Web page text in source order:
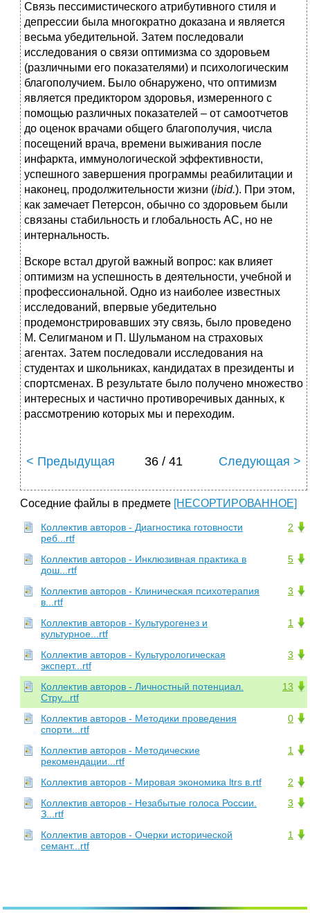
Связь пессимистического атрибутивного стиля и
депрессии была многократно доказана и является
весьма убедительной. Затем последовали
исследования о связи оптимизма со здоровьем
(различными его показателями) и психологическим
благополучием. Было обнаружено, что оптимизм
является предиктором здоровья, измеренного с
помощью различных показателей – от самоотчетов
до оценок врачами общего благополучия, числа
посещений врача, времени выживания после
инфаркта, иммунологической эффективности,
успешного завершения программы реабилитации и
наконец, продолжительности жизни (ibid.). При этом,
как замечает Петерсон, обычно со здоровьем были
связаны стабильность и глобальность АС, но не
интернальность.
Вскоре встал другой важный вопрос: как влияет
оптимизм на успешность в деятельности, учебной и
профессиональной. Одно из наиболее известных
исследований, впервые убедительно
продемонстрировавших эту связь, было проведено
М. Селигманом и П. Шульманом на страховых
агентах. Затем последовали исследования на
студентах и школьниках, кандидатах в президенты и
спортсменах. В результате было получено множество
интересных и частично противоречивых данных, к
рассмотрению которых мы и переходим.
< Предыдущая 36 / 41 Следующая >
Соседние файлы в предмете [НЕСОРТИРОВАННОЕ]
2
Коллектив авторов - Диагностика готовности
реб...rtf
5
Коллектив авторов - Инклюзивная практика в
дош...rtf
3
Коллектив авторов - Клиническая психотерапия
в...rtf
1
Коллектив авторов - Культурогенез и
культурное...rtf
3
Коллектив авторов - Культурологическая
эксперт...rtf
13
Коллектив авторов - Личностный потенциал.
Стру...rtf
0
Коллектив авторов - Методики проведения
спорти...rtf
1
Коллектив авторов - Методические
рекомендации...rtf
2
Коллектив авторов - Мировая экономика ltrs в.rtf
3
Коллектив авторов - Незабытые голоса России.
З...rtf
1
Коллектив авторов - Очерки исторической
семант...rtf